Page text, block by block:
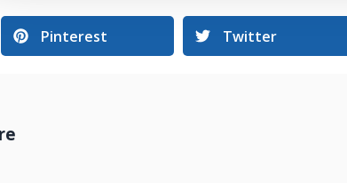
Pinterest Twitter